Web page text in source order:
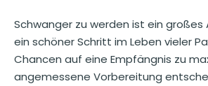
Schwanger zu werden ist ein großes
ein schöner Schritt im Leben vieler
Chancen auf eine Empfängnis zu
angemessene Vorbereitung